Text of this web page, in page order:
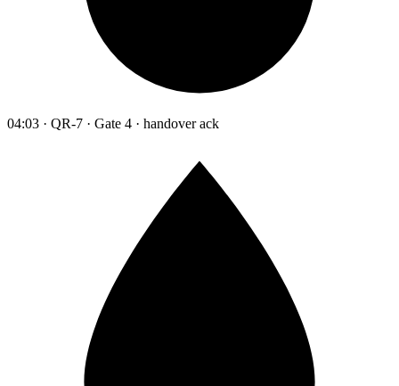
04:03 · QR-7 · Gate 4 · handover ack